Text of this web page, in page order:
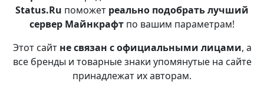
Status.Ru поможет реально подобрать лучший
сервер Майнкрафт по вашим параметрам!
Этот сайт не связан с официальными лицами, а
все бренды и товарные знаки упомянутые на сайте
принадлежат их авторам.